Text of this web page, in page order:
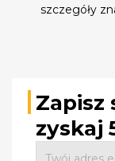
szczegóły
Zapisz
zyskaj